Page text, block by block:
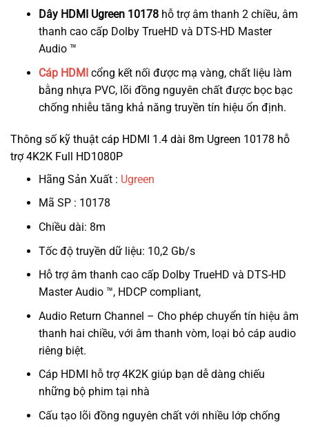
Dây HDMI Ugreen 10178hỗ trợ âm thanh 2 chiều, âm
thanh cao cấp Dolby TrueHD và DTS-HD Master
Audio ™
Cáp HDMIcổng kết nối được mạ vàng, chất liệu làm
bằng nhựa PVC, lõi đồng nguyên chất được bọc bạc
chống nhiễu tăng khả năng truyền tín hiệu ổn định.
Thông số kỹ thuật cáp HDMI 1.4 dài 8m Ugreen 10178 hỗ
trợ 4K2K Full HD1080P
Hãng Sản Xuất : Ugreen
Mã SP : 10178
Chiều dài: 8m
Tốc độ truyền dữ liệu: 10,2 Gb/s
Hỗ trợ âm thanh cao cấp Dolby TrueHD và DTS-HD
Master Audio ™, HDCP compliant,
Audio Return Channel – Cho phép chuyển tín hiệu âm
thanh hai chiều, với âm thanh vòm, loại bỏ cáp audio
riêng biệt.
Cáp HDMI hỗ trợ 4K2K giúp bạn dễ dàng chiếu
những bộ phim tại nhà
Cấu tạo lõi đồng nguyên chất với nhiều lớp chống